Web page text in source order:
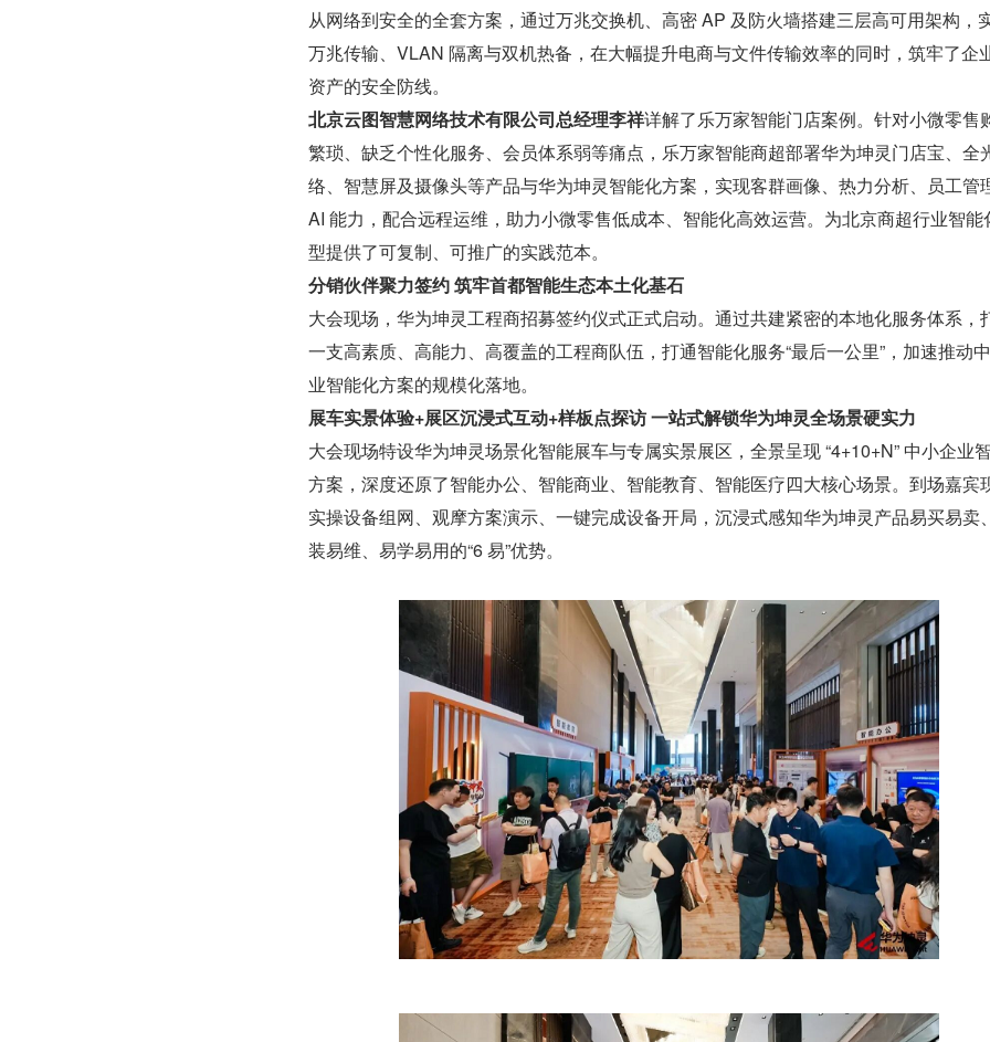
从网络到安全的全套方案，通过万兆交换机、高密 AP 及防火墙搭建三层高可用架构，
万兆传输、VLAN 隔离与双机热备，在大幅提升电商与文件传输效率的同时，筑牢了企
资产的安全防线。
北京云图智慧网络技术有限公司总经理李祥详解了乐万家智能门店案例。针对小微零售
繁琐、缺乏个性化服务、会员体系弱等痛点，乐万家智能商超部署华为坤灵门店宝、全
络、智慧屏及摄像头等产品与华为坤灵智能化方案，实现客群画像、热力分析、员工管
AI 能力，配合远程运维，助力小微零售低成本、智能化高效运营。为北京商超行业智能
型提供了可复制、可推广的实践范本。
分销伙伴聚力签约 筑牢首都智能生态本土化基石
大会现场，华为坤灵工程商招募签约仪式正式启动。通过共建紧密的本地化服务体系，
一支高素质、高能力、高覆盖的工程商队伍，打通智能化服务“最后一公里”，加速推动
业智能化方案的规模化落地。
展车实景体验+展区沉浸式互动+样板点探访 一站式解锁华为坤灵全场景硬实力
大会现场特设华为坤灵场景化智能展车与专属实景展区，全景呈现 “4+10+N” 中小企业
方案，深度还原了智能办公、智能商业、智能教育、智能医疗四大核心场景。到场嘉宾
实操设备组网、观摩方案演示、一键完成设备开局，沉浸式感知华为坤灵产品易买易卖
装易维、易学易用的“6 易”优势。